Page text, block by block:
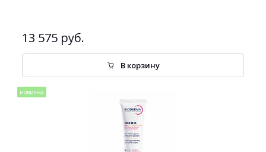
13 575 руб.
В корзину
новинка